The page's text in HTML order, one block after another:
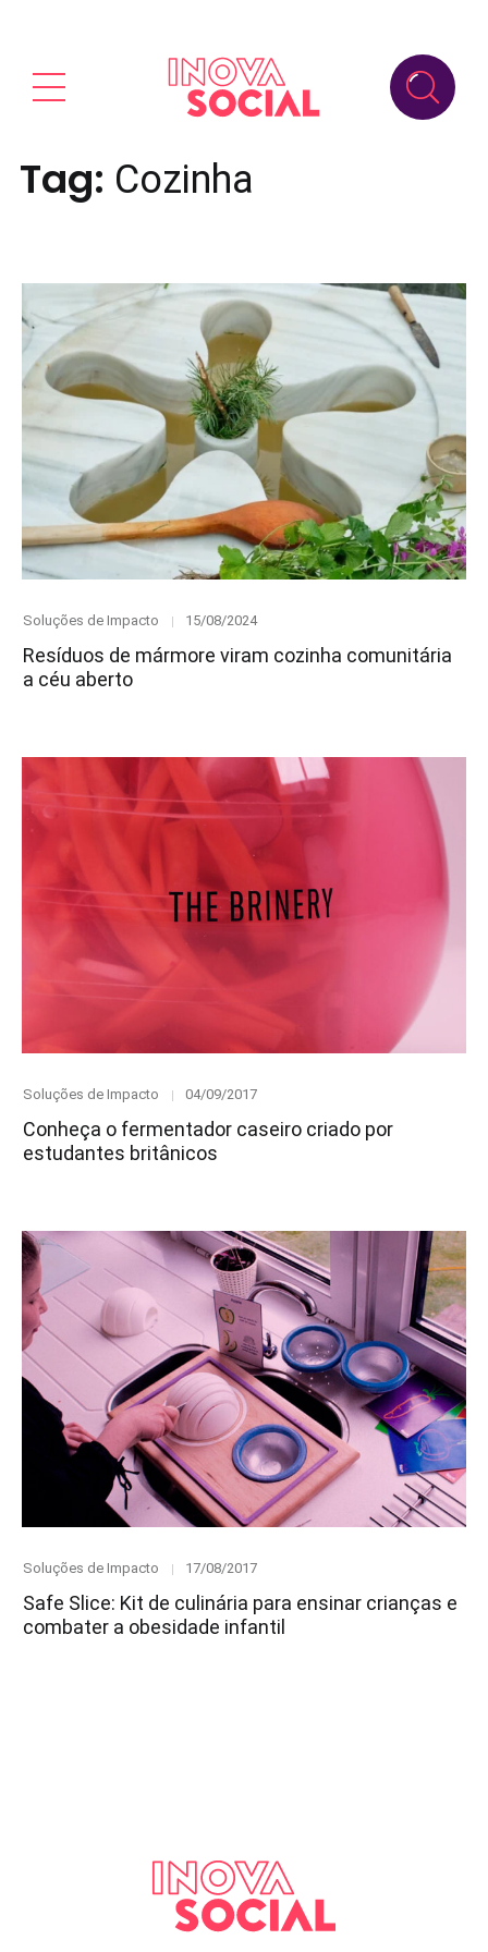
Tag: Cozinha
Category
Soluções de Impacto
Posted
15/08/2024
Resíduos de mármore viram cozinha comunitária
a céu aberto
Category
Soluções de Impacto
Posted
04/09/2017
Conheça o fermentador caseiro criado por
estudantes britânicos
Category
Soluções de Impacto
Posted
17/08/2017
Safe Slice: Kit de culinária para ensinar crianças e
combater a obesidade infantil